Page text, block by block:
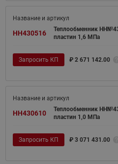
HH430516
Теплообменник
пластин 1,6 МПа
Запросить КП ₽ 2 671 142.00
HH430610
Теплообменник
пластин 1,0 МПа
Запросить КП ₽ 3 071 431.00